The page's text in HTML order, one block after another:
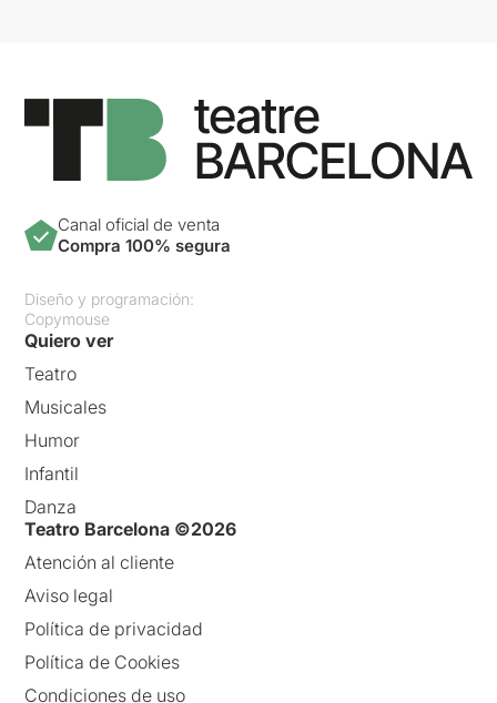
Canal oficial de venta
Compra 100% segura
Diseño y programación:
Copymouse
Quiero ver
Teatro
Musicales
Humor
Infantil
Danza
Teatro Barcelona ©2026
Atención al cliente
Aviso legal
Política de privacidad
Política de Cookies
Condiciones de uso